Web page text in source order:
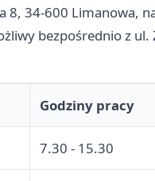
34-600 Limanowa,
bezpośrednio z
Godziny pracy
7.30 - 15.30